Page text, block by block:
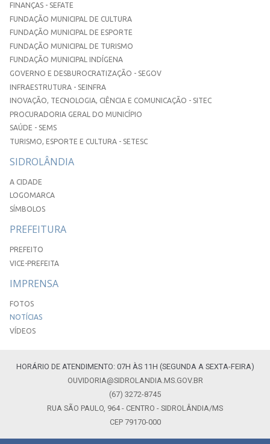
FINANÇAS - SEFATE
FUNDAÇÃO MUNICIPAL DE CULTURA
FUNDAÇÃO MUNICIPAL DE ESPORTE
FUNDAÇÃO MUNICIPAL DE TURISMO
FUNDAÇÃO MUNICIPAL INDÍGENA
GOVERNO E DESBUROCRATIZAÇÃO - SEGOV
INFRAESTRUTURA - SEINFRA
INOVAÇÃO, TECNOLOGIA, CIÊNCIA E COMUNICAÇÃO - SITEC
PROCURADORIA GERAL DO MUNICÍPIO
SAÚDE - SEMS
TURISMO, ESPORTE E CULTURA - SETESC
SIDROLÂNDIA
A CIDADE
LOGOMARCA
SÍMBOLOS
PREFEITURA
PREFEITO
VICE-PREFEITA
IMPRENSA
FOTOS
NOTÍCIAS
VÍDEOS
HORÁRIO DE ATENDIMENTO: 07H ÀS 11H (SEGUNDA A SEXTA-FEIRA)
OUVIDORIA@SIDROLANDIA.MS.GOV.BR
(67) 3272-8745
RUA SÃO PAULO, 964 - CENTRO - SIDROLÂNDIA/MS
CEP 79170-000